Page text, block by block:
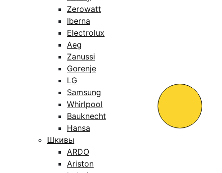
Zerowatt
Iberna
Electrolux
Aeg
Zanussi
Gorenje
LG
Samsung
Whirlpool
Bauknecht
Hansa
Шкивы
ARDO
Ariston